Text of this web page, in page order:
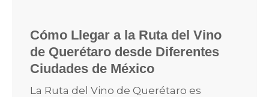
Cómo Llegar a la Ruta del Vino
de Querétaro desde Diferentes
Ciudades de México
La Ruta del Vino de Querétaro es